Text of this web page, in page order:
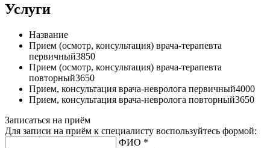
Услуги
Название
Прием (осмотр, консультация) врача-терапевта
первичный3850
Прием (осмотр, консультация) врача-терапевта
повторный3650
Прием, консультация врача-невролога первичный4000
Прием, консультация врача-невролога повторный3650
Записаться на приём
Для записи на приём к специалисту воспользуйтесь формой:
ФИО *